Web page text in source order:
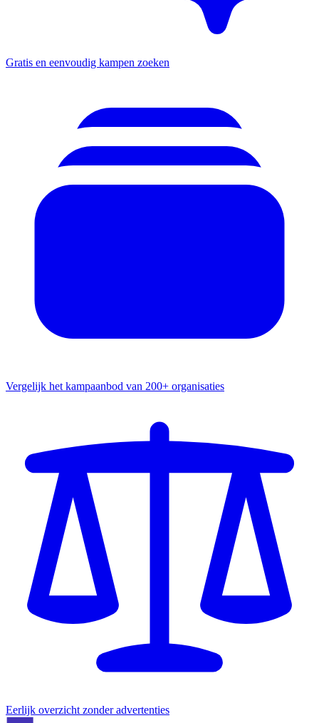
Gratis en eenvoudig kampen zoeken
Vergelijk het kampaanbod van 200+ organisaties
Eerlijk overzicht zonder advertenties